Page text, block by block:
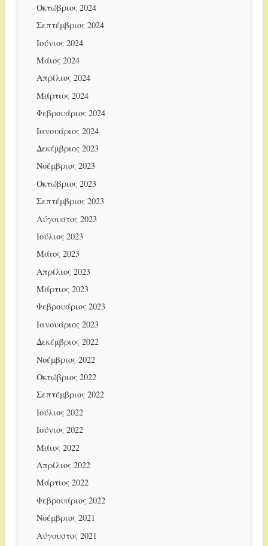
Οκτώβριος 2024
Σεπτέμβριος 2024
Ιούνιος 2024
Μάιος 2024
Απρίλιος 2024
Μάρτιος 2024
Φεβρουάριος 2024
Ιανουάριος 2024
Δεκέμβριος 2023
Νοέμβριος 2023
Οκτώβριος 2023
Σεπτέμβριος 2023
Αύγουστος 2023
Ιούλιος 2023
Μάιος 2023
Απρίλιος 2023
Μάρτιος 2023
Φεβρουάριος 2023
Ιανουάριος 2023
Δεκέμβριος 2022
Νοέμβριος 2022
Οκτώβριος 2022
Σεπτέμβριος 2022
Ιούλιος 2022
Ιούνιος 2022
Μάιος 2022
Απρίλιος 2022
Μάρτιος 2022
Φεβρουάριος 2022
Νοέμβριος 2021
Αύγουστος 2021